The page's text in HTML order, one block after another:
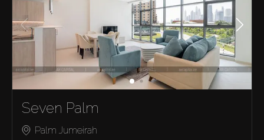
Seven Palm
Palm Jumeirah